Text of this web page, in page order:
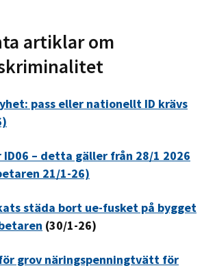
artiklar om
pass eller nationellt ID krävs
ID06 – detta gäller från 28/1 2026
21/1-26)
städa bort ue-fusket på bygget
(30/1-26)
grov näringspenningtvätt för